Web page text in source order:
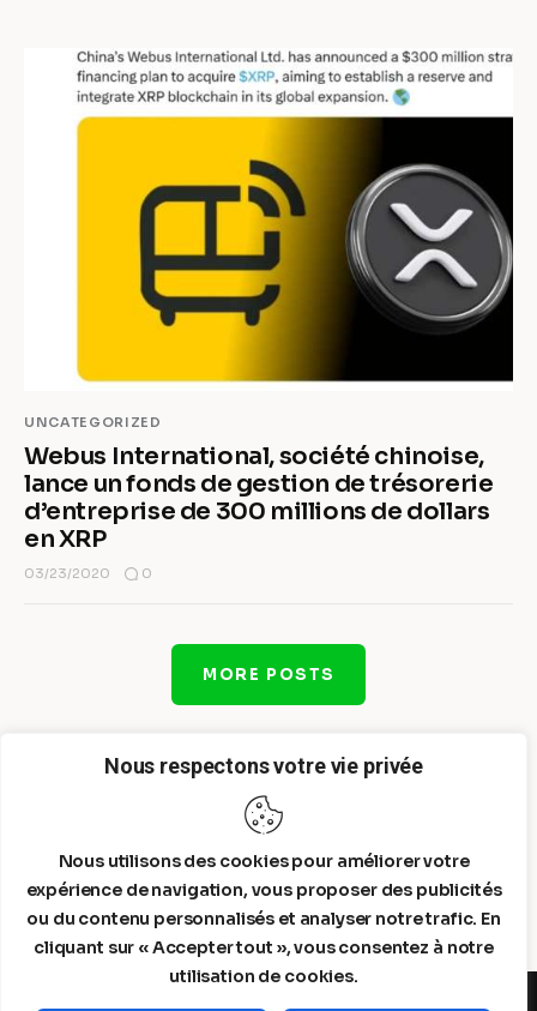
Nous respectons votre vie privée
Nous utilisons des cookies pour améliorer votre
expérience de navigation, vous proposer des publicités
ou du contenu personnalisés et analyser notre trafic. En
cliquant sur « Accepter tout », vous consentez à notre
utilisation de cookies.
UNCATEGORIZED
Webus International, société chinoise,
lance un fonds de gestion de trésorerie
d’entreprise de 300 millions de dollars
en XRP
03/23/2020 0
MORE POSTS